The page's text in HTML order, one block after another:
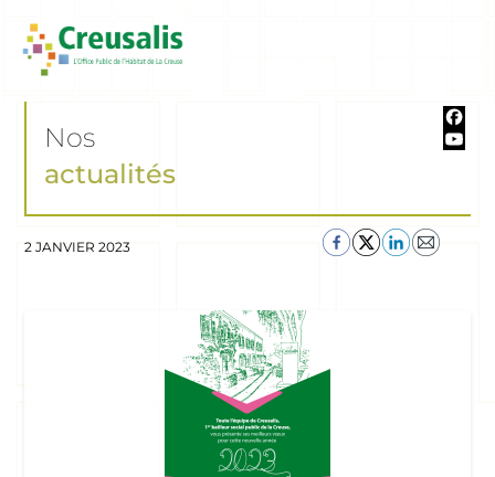
Nos
actualités
2 JANVIER 2023